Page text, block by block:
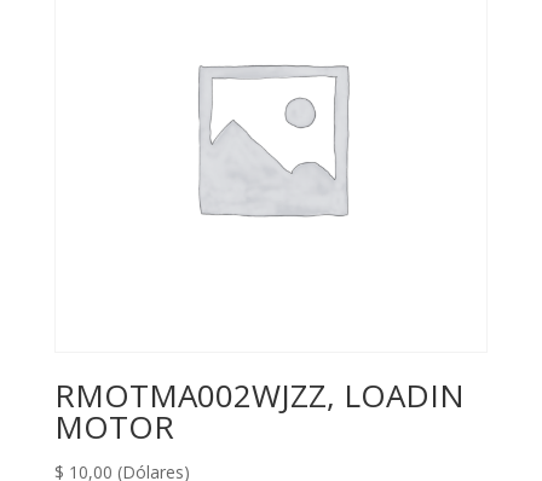
RMOTMA002WJZZ, LOADIN
MOTOR
$ 10,00 (Dólares)